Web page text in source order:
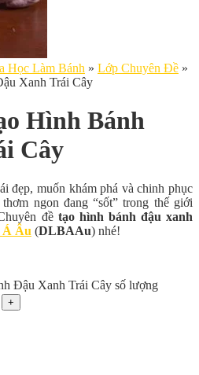
Học Làm Bánh » Lớp Chuyên Đề »
Xanh Trái Cây
Hình Bánh
Cây
đẹp, muốn khám phá và chinh phục
ngon đang “sốt” trong thế giới
đề tạo hình bánh đậu xanh
Á Âu (DLBAAu) nhé!
Đậu Xanh Trái Cây số lượng